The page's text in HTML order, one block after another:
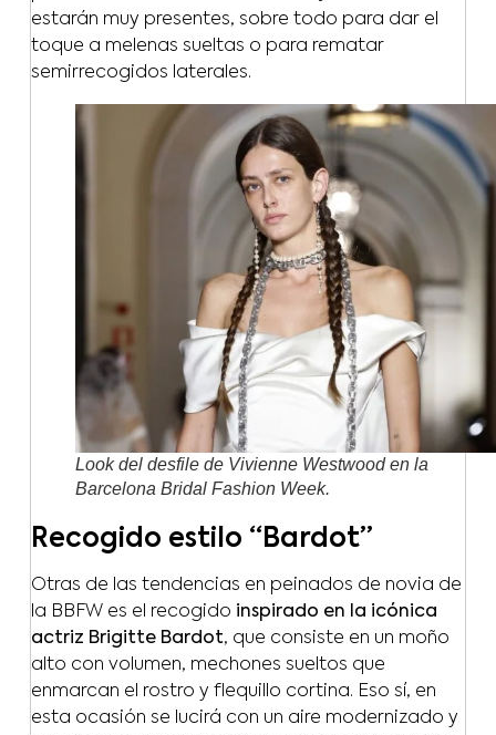
estarán muy presentes, sobre todo para dar el
toque a melenas sueltas o para rematar
semirrecogidos laterales.
Look del desfile de Vivienne Westwood en la
Barcelona Bridal Fashion Week.
Recogido estilo “Bardot”
Otras de las tendencias en peinados de novia de
la BBFW es el recogido inspirado en la icónica
actriz Brigitte Bardot, que consiste en un moño
alto con volumen, mechones sueltos que
enmarcan el rostro y flequillo cortina. Eso sí, en
esta ocasión se lucirá con un aire modernizado y